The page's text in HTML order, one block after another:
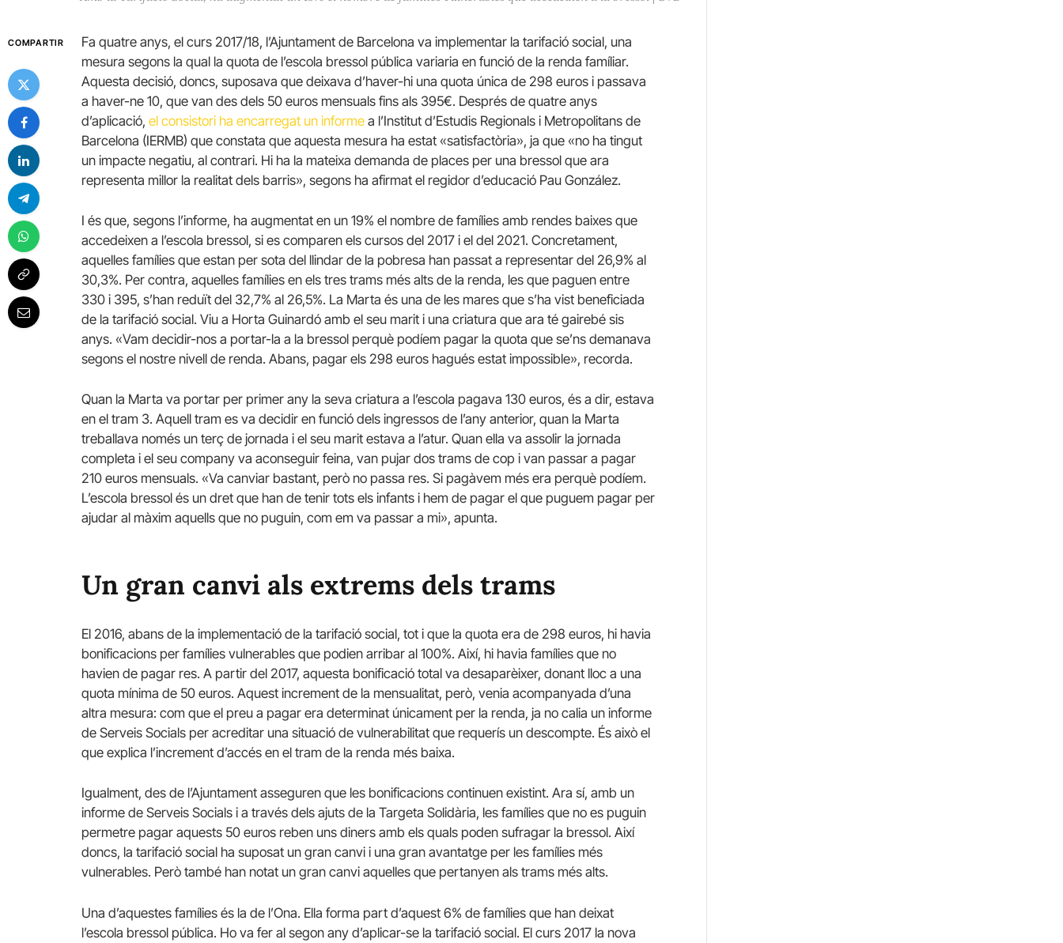
COMPARTIR
Fa quatre anys, el curs 2017/18, l’Ajuntament de Barcelona va implementar la tarifació social, una
mesura segons la qual la quota de l’escola bressol pública variaria en funció de la renda famíliar.
Aquesta decisió, doncs, suposava que deixava d’haver-hi una quota única de 298 euros i passava
a haver-ne 10, que van des dels 50 euros mensuals fins als 395€. Després de quatre anys
d’aplicació, el consistori ha encarregat un informe a l’Institut d’Estudis Regionals i Metropolitans de
Barcelona (IERMB) que constata que aquesta mesura ha estat «satisfactòria», ja que «no ha tingut
un impacte negatiu, al contrari. Hi ha la mateixa demanda de places per una bressol que ara
representa millor la realitat dels barris», segons ha afirmat el regidor d’educació Pau González.
I és que, segons l’informe, ha augmentat en un 19% el nombre de famílies amb rendes baixes que
accedeixen a l’escola bressol, si es comparen els cursos del 2017 i el del 2021. Concretament,
aquelles famílies que estan per sota del llindar de la pobresa han passat a representar del 26,9% al
30,3%. Per contra, aquelles famílies en els tres trams més alts de la renda, les que paguen entre
330 i 395, s’han reduït del 32,7% al 26,5%. La Marta és una de les mares que s’ha vist beneficiada
de la tarifació social. Viu a Horta Guinardó amb el seu marit i una criatura que ara té gairebé sis
anys. «Vam decidir-nos a portar-la a la bressol perquè podíem pagar la quota que se’ns demanava
segons el nostre nivell de renda. Abans, pagar els 298 euros hagués estat impossible», recorda.
Quan la Marta va portar per primer any la seva criatura a l’escola pagava 130 euros, és a dir, estava
en el tram 3. Aquell tram es va decidir en funció dels ingressos de l’any anterior, quan la Marta
treballava només un terç de jornada i el seu marit estava a l’atur. Quan ella va assolir la jornada
completa i el seu company va aconseguir feina, van pujar dos trams de cop i van passar a pagar
210 euros mensuals. «Va canviar bastant, però no passa res. Si pagàvem més era perquè podíem.
L’escola bressol és un dret que han de tenir tots els infants i hem de pagar el que puguem pagar per
ajudar al màxim aquells que no puguin, com em va passar a mi», apunta.
Un gran canvi als extrems dels trams
El 2016, abans de la implementació de la tarifació social, tot i que la quota era de 298 euros, hi havia
bonificacions per famílies vulnerables que podien arribar al 100%. Així, hi havia famílies que no
havien de pagar res. A partir del 2017, aquesta bonificació total va desaparèixer, donant lloc a una
quota mínima de 50 euros. Aquest increment de la mensualitat, però, venia acompanyada d’una
altra mesura: com que el preu a pagar era determinat únicament per la renda, ja no calia un informe
de Serveis Socials per acreditar una situació de vulnerabilitat que requerís un descompte. És això el
que explica l’increment d’accés en el tram de la renda més baixa.
Igualment, des de l’Ajuntament asseguren que les bonificacions continuen existint. Ara sí, amb un
informe de Serveis Socials i a través dels ajuts de la Targeta Solidària, les famílies que no es puguin
permetre pagar aquests 50 euros reben uns diners amb els quals poden sufragar la bressol. Així
doncs, la tarifació social ha suposat un gran canvi i una gran avantatge per les famílies més
vulnerables. Però també han notat un gran canvi aquelles que pertanyen als trams més alts.
Una d’aquestes famílies és la de l’Ona. Ella forma part d’aquest 6% de famílies que han deixat
l’escola bressol pública. Ho va fer al segon any d’aplicar-se la tarifació social. El curs 2017 la nova